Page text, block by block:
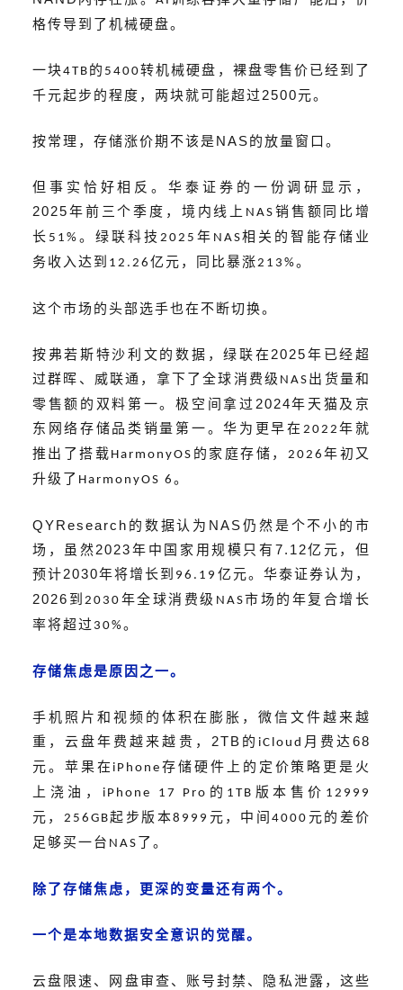
格传导到了机械硬盘。
一块4TB 的 5400转机械硬盘，裸盘零售价已经到了
千元起步的程度 ，两块就可能超过2500元。
按常理，存储涨价期不该是NAS的放量窗口。
但事实恰好相反。华泰证券的一份调研显示 ，
2025年前三个季度，境内线上 NAS 销售额同比增
长 51% 。绿联科技 2025 年 NAS相关的智能存储业
务收入达到 12.26 亿元，同比暴涨213%。
这个市场的头部选手也在不断切换。
按弗若斯特沙利文的数据，绿联在2025年已经超
过群晖、威联通，拿下了全球消费级 NAS 出货量和
零售额的双料第一。极空间拿过2024年天猫及京
东网络存储品类销量第一。华为更早在 2022 年就
推出了搭载 HarmonyOS 的家庭存储， 2026 年初又
升级了 HarmonyOS 6 。
QYResearch 的数据认为 NAS仍然是个不小的市
场，虽然2023年 中国 家用规模 只有 7.12亿元，但
预计2030年将增长到 96.19 亿元。华泰证券认为 ，
2026 到2030 年全球消费级 NAS市场的年复合增长
率将超过 30%。
存储焦虑是原因之一。
手机照片和视频的体积在膨胀，微信文件越来越
重，云盘年费越来越贵， 2TB 的 iCloud 月费 达68
元。苹果在 iPhone 存储硬件上的定价策略更是火
上浇油， iPhone 17 Pro 的 1TB 版本售价 12999
元， 256GB起步版本8999 元，中间4000 元的差价
足够买一台 NAS 了。
除了存储焦虑，更深的变量还有两个。
一个是本地数据安全意识的觉醒。
云盘限速、网盘审查、账号封禁、隐私泄露，这些